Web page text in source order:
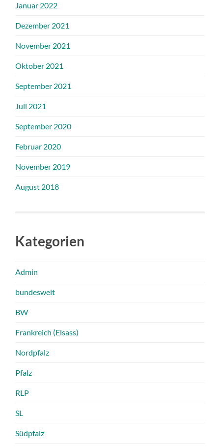
Januar 2022
Dezember 2021
November 2021
Oktober 2021
September 2021
Juli 2021
September 2020
Februar 2020
November 2019
August 2018
Kategorien
Admin
bundesweit
BW
Frankreich (Elsass)
Nordpfalz
Pfalz
RLP
SL
Südpfalz